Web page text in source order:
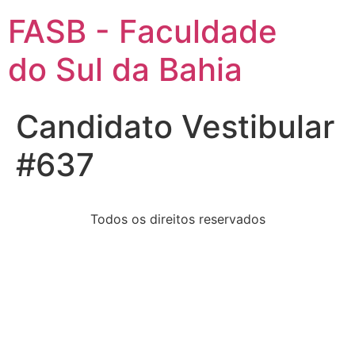
FASB - Faculdade
do Sul da Bahia
Candidato Vestibular
#637
Todos os direitos reservados